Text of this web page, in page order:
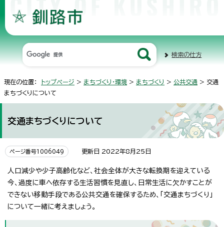
検索の仕方
現在の位置： トップページ > まちづくり・環境 > まちづくり > 公共交通 > 交通
まちづくりについて
交通まちづくりについて
ページ番号1006049 更新日 2022年8月25日
人口減少や少子高齢化など、社会全体が大きな転換期を迎えている
今、過度に車へ依存する生活習慣を見直し、日常生活に欠かすことが
できない移動手段である公共交通を確保するため、「交通まちづくり」
について一緒に考えましょう。